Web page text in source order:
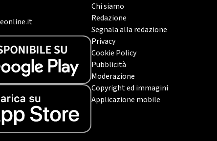
Chi siamo
Redazione
Segnala alla redazione
Privacy
Cookie Policy
Pubblicità
Moderazione
Copyright ed immagini
Applicazione mobile